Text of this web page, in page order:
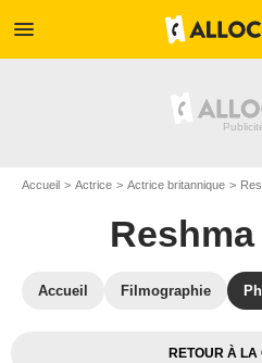
menu
Accueil Actrice Actrice britannique
Accueil Filmographie
RETOUR À LA